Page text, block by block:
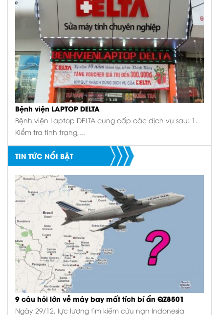
Bệnh viện LAPTOP DELTA
Bệnh viện Laptop DELTA cung cấp các dịch vụ sau: 1.
Kiểm tra tình trạng,...
TIN TỨC NỔI BẬT
9 câu hỏi lớn về máy bay mất tích bí ẩn QZ8501
Ngày 29/12, lực lượng tìm kiếm cứu nạn Indonesia